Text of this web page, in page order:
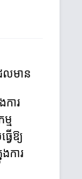
លមាន
ារ
ម
ើឱ្យ
ការ